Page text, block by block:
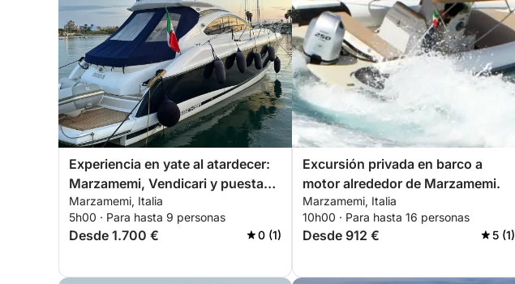
Experiencia en yate al atardecer:
Marzamemi, Vendicari y puesta
de sol sobre el mar de Sicilia.
Marzamemi, Italia
5h00 · Para hasta 9 personas
Desde 1.700 € 0 (1)
Excursión privada en barco a
motor alrededor de Marzamemi.
Marzamemi, Italia
10h00 · Para hasta 16 personas
Desde 912 € 5 (1)